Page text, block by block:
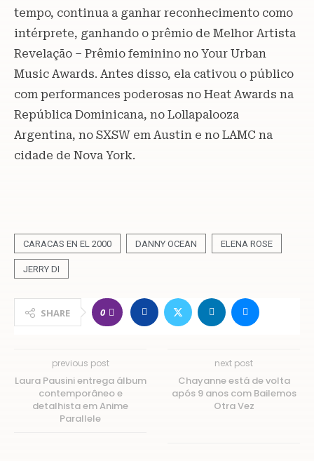
tempo, continua a ganhar reconhecimento como
intérprete, ganhando o prêmio de Melhor Artista
Revelação – Prêmio feminino no Your Urban
Music Awards. Antes disso, ela cativou o público
com performances poderosas no Heat Awards na
República Dominicana, no Lollapalooza
Argentina, no SXSW em Austin e no LAMC na
cidade de Nova York.
CARACAS EN EL 2000 DANNY OCEAN ELENA ROSE
JERRY DI
SHARE 0
previous post
Laura Pausini entrega álbum
contemporâneo e
detalhista em Anime
Parallele
next post
Chayanne está de volta
após 9 anos com Bailemos
Otra Vez